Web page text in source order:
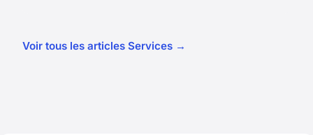
Voir tous les articles Services →